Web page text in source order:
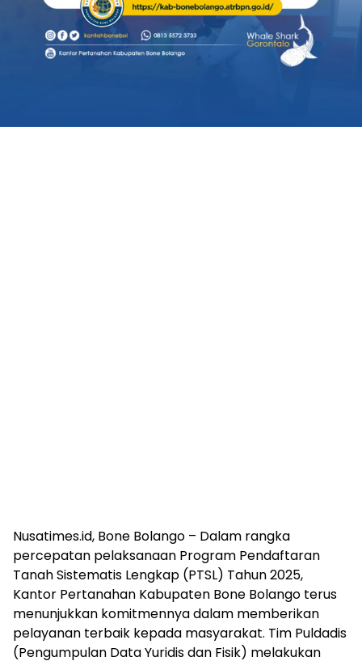
Nusatimes.id, Bone Bolango – Dalam rangka
percepatan pelaksanaan Program Pendaftaran
Tanah Sistematis Lengkap (PTSL) Tahun 2025,
Kantor Pertanahan Kabupaten Bone Bolango terus
menunjukkan komitmennya dalam memberikan
pelayanan terbaik kepada masyarakat. Tim Puldadis
(Pengumpulan Data Yuridis dan Fisik) melakukan